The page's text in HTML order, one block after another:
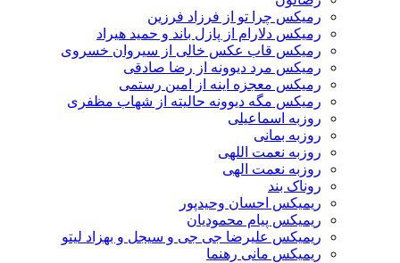
رمیکس چرا تو از فرزاد فرزین
رمیکس دلارام از پازل باند و حمید هیراد
رمیکس قاب عکس خالی از سیروان خسروی
رمیکس مرد دیوونه از رضا صادقی
رمیکس معجزه اینه از امین رستمی
رمیکس مگه دیوونه حالیته از شهاب مظفری
روزبه اسماعیلی
روزبه بمانی
روزبه نعمت اللهی
روزبه نعمت الهی
روناک بند
ریمیکس احسان وحیدپور
ریمیکس پیام محمودیان
ریمیکس علیرضا جی جی و سیجل و بهزاد لیتو
ریمیکس مانی رهنما